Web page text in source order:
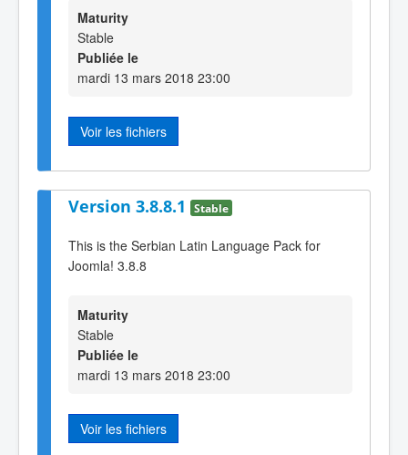
Maturity
Stable
Publiée le
mardi 13 mars 2018 23:00
Voir les fichiers
Version 3.8.8.1 Stable
This is the Serbian Latin Language Pack for
Joomla! 3.8.8
Maturity
Stable
Publiée le
mardi 13 mars 2018 23:00
Voir les fichiers